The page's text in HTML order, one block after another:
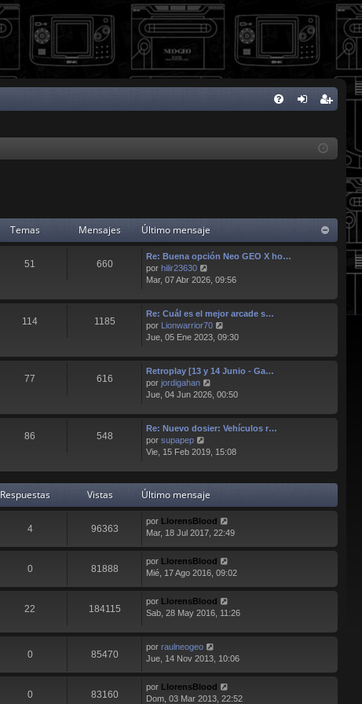
se
ist
e
Temas Mensajes Último mensaje
51 660
Re: Buena opción Neo GEO X ho…
por hilir23630
e
l
t
i
m
e
n
j
Mar, 07 Abr 2026, 09:56
114 1185
Re: Cuál es el mejor arcade s…
por Lionwarrior70
e
l
i
m
n
Jue, 05 Ene 2023, 09:30
77 616
Retroplay [13 y 14 Junio - Ga…
por jordigahan
e
l
i
s
a
j
e
Jue, 04 Jun 2026, 00:50
86 548
Re: Nuevo dosier: Vehículos r…
por supapep
e
t
m
o
m
e
n
j
e
Vie, 15 Feb 2019, 15:08
Respuestas Vistas Último mensaje
4 96363
por LlorensBlood
Mar, 18 Jul 2017, 22:49
0 81888
por LlorensBlood
Mié, 17 Ago 2016, 09:02
22 184115
por LlorensBlood
Sab, 28 May 2016, 11:26
0 85470
por raulneogeo
Jue, 14 Nov 2013, 10:06
0 83160
por LlorensBlood
Dom, 03 Mar 2013, 22:52